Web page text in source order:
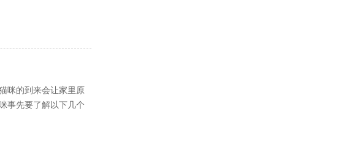
咪的到来会让家里原
事先要了解以下几个